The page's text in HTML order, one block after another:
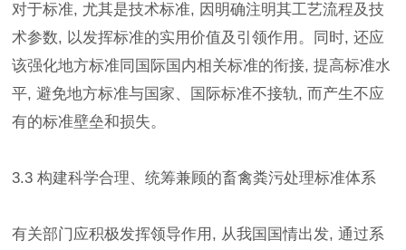
对于标准, 尤其是技术标准, 因明确注明其工艺流程及技
术参数, 以发挥标准的实用价值及引领作用。同时, 还应
该强化地方标准同国际国内相关标准的衔接, 提高标准水
平, 避免地方标准与国家、国际标准不接轨, 而产生不应
有的标准壁垒和损失。
3.3 构建科学合理、统筹兼顾的畜禽粪污处理标准体系
有关部门应积极发挥领导作用, 从我国国情出发, 通过系